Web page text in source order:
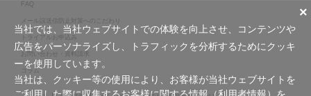
FAQ
メール誤送信防止対策へのこだわり
トライアルお申込み
お問い合わせ・資料請求
コラム
×
当社では、当社ウェブサイトでの体験を向上させ、コンテンツや
広告をパーソナライズし、トラフィックを分析するためにクッキ
ーを使用しています。
当社は、クッキー等の使用により、お客様が当社ウェブサイトを